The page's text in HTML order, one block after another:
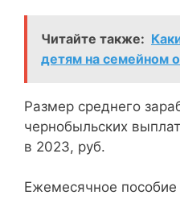
Читайте также:
детям на семейном
Размер среднего
чернобыльских
в 2023, руб.
Ежемесячное пособие